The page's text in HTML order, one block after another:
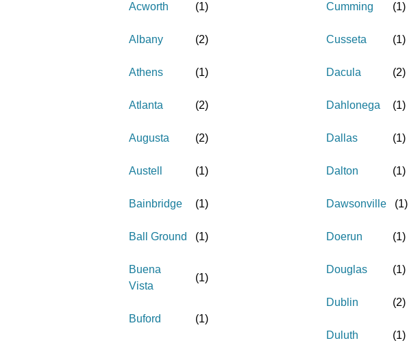
Acworth (1)
Albany (2)
Athens (1)
Atlanta (2)
Augusta (2)
Austell (1)
Bainbridge (1)
Ball Ground (1)
Buena
Vista
(1)
Buford (1)
Cumming (1)
Cusseta (1)
Dacula (2)
Dahlonega (1)
Dallas (1)
Dalton (1)
Dawsonville (1)
Doerun (1)
Douglas (1)
Dublin (2)
Duluth (1)